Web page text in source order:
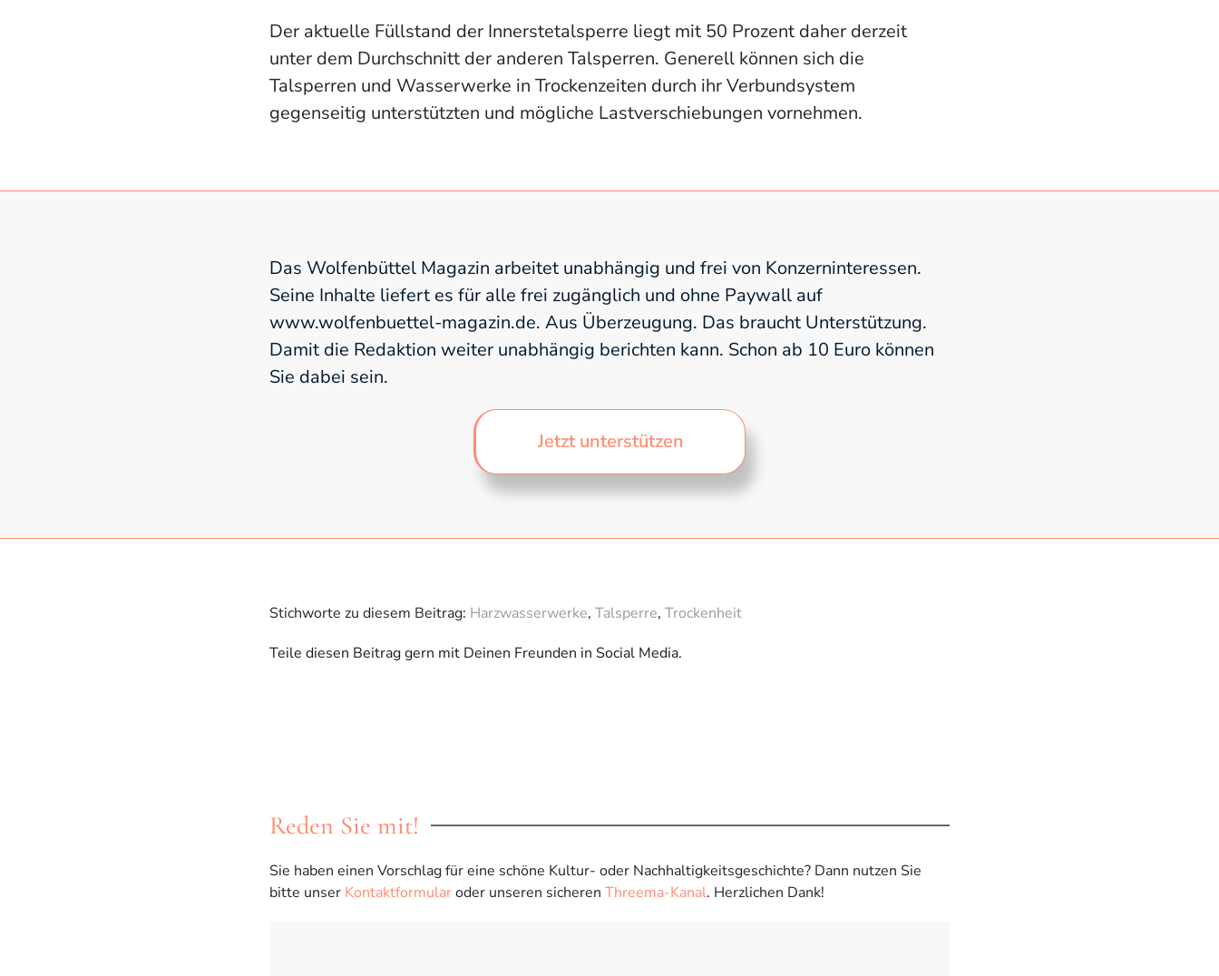
Der aktuelle Füllstand der Innerstetalsperre liegt mit 50 Prozent daher derzeit
unter dem Durchschnitt der anderen Talsperren. Generell können sich die
Talsperren und Wasserwerke in Trockenzeiten durch ihr Verbundsystem
gegenseitig unterstützten und mögliche Lastverschiebungen vornehmen.
Das Wolfenbüttel Magazin arbeitet unabhängig und frei von Konzerninteressen.
Seine Inhalte liefert es für alle frei zugänglich und ohne Paywall auf
www.wolfenbuettel-magazin.de. Aus Überzeugung. Das braucht Unterstützung.
Damit die Redaktion weiter unabhängig berichten kann. Schon ab 10 Euro können
Sie dabei sein.
Jetzt unterstützen
Stichworte zu diesem Beitrag: Harzwasserwerke, Talsperre, Trockenheit
Teile diesen Beitrag gern mit Deinen Freunden in Social Media.
Reden Sie mit!
Sie haben einen Vorschlag für eine schöne Kultur- oder Nachhaltigkeitsgeschichte? Dann nutzen Sie
bitte unser Kontaktformularoder unseren sicheren Threema-Kanal. Herzlichen Dank!